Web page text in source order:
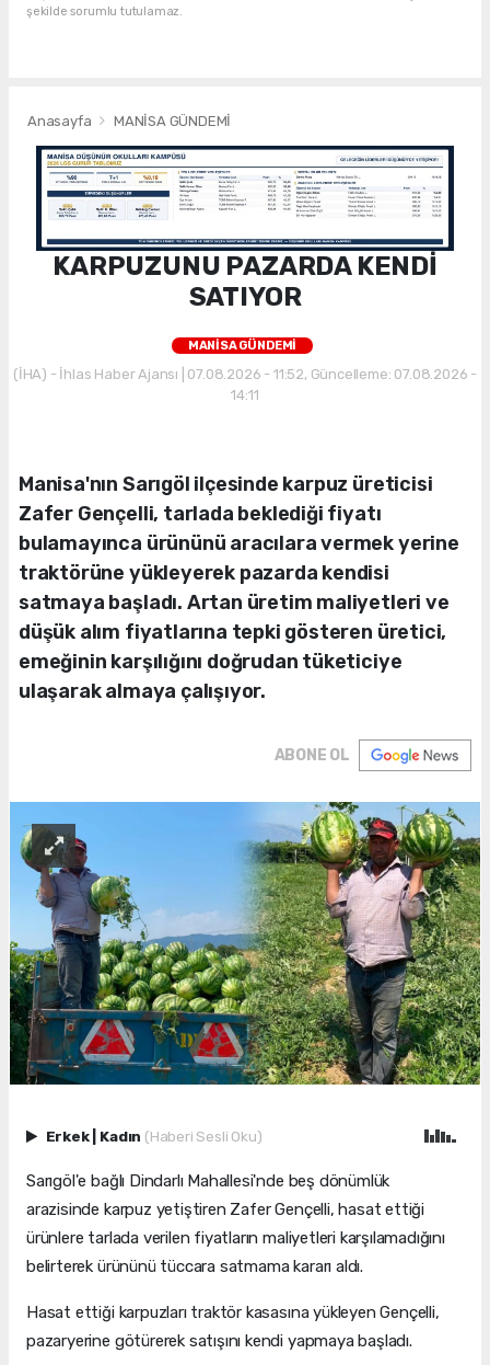
şekilde sorumlu tutulamaz.
Anasayfa MANİSA GÜNDEMİ
KARPUZUNU PAZARDA KENDİ
SATIYOR
MANİSA GÜNDEMİ
(İHA) - İhlas Haber Ajansı | 07.08.2026 - 11:52, Güncelleme: 07.08.2026 -
14:11
Manisa'nın Sarıgöl ilçesinde karpuz üreticisi
Zafer Gençelli, tarlada beklediği fiyatı
bulamayınca ürününü aracılara vermek yerine
traktörüne yükleyerek pazarda kendisi
satmaya başladı. Artan üretim maliyetleri ve
düşük alım fiyatlarına tepki gösteren üretici,
emeğinin karşılığını doğrudan tüketiciye
ulaşarak almaya çalışıyor.
ABONE OL
Erkek Kadın (Haberi Sesli Oku)
Sarıgöl'e bağlı Dindarlı Mahallesi'nde beş dönümlük
arazisinde karpuz yetiştiren Zafer Gençelli, hasat ettiği
ürünlere tarlada verilen fiyatların maliyetleri karşılamadığını
belirterek ürününü tüccara satmama kararı aldı.
Hasat ettiği karpuzları traktör kasasına yükleyen Gençelli,
pazaryerine götürerek satışını kendi yapmaya başladı.